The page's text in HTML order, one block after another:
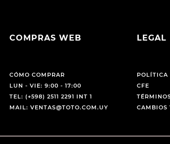
COMPRAS WEB
CÓMO COMPRAR
LUN - VIE: 9:00 - 17:00
TEL: (+598) 2511 2291 INT 1
MAIL: VENTAS@TOTO.COM.UY
LEGAL
POLÍTICA
CFE
CAMBIOS